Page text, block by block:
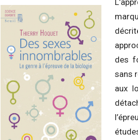
des
sans
aux